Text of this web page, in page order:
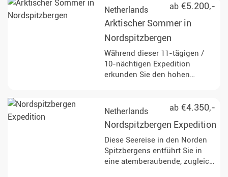
vielfältige Wildtiere
Buckelwale, Pinguine und
Robben an verschiedenen
Deception Island und Paradise
Bay. Genießen Sie Zodiac-
Kreuzfahrten und Landungen,
Möglichkeit, den antarktischen
Kontinent zu betreten.
ab €5.200,-
Netherlands
Arktischer Sommer in
Nordspitzbergen
Während dieser 11-tägigen /
10-nächtigen Expedition
erkunden Sie den hohen
führt zu entlegenen Fjorden,
weiten Tundralandschaften.
Unterwegs haben Sie die
Gelegenheit, Eisbären, Rentiere
und seltene Vogelarten in
ab €4.350,-
Netherlands
Nordspitzbergen Expedition
Diese Seereise in den Norden
Spitzbergens entführt Sie in
eine atemberaubende, zugleich